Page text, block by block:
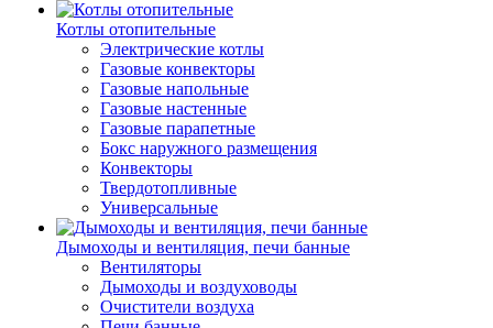
Котлы отопительные
Электрические котлы
Газовые конвекторы
Газовые напольные
Газовые настенные
Газовые парапетные
Бокс наружного размещения
Конвекторы
Твердотопливные
Универсальные
Дымоходы и вентиляция, печи банные
Вентиляторы
Дымоходы и воздуховоды
Очистители воздуха